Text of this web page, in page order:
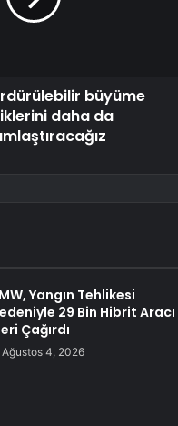
büyüme
daha da
Yangın Tehlikesi
29 Bin Hibrit Aracı
Çağırdı
Ağustos 4, 2026